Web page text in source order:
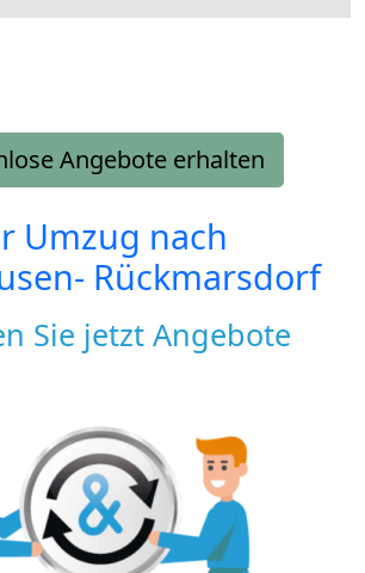
Angebote erhalten
Umzug nach
Rückmarsdorf
Sie jetzt Angebote